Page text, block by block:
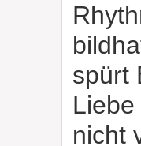
spürt
nicht